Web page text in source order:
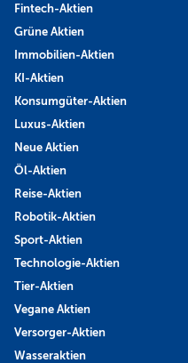
Fintech-Aktien
Grüne Aktien
Immobilien-Aktien
KI-Aktien
Konsumgüter-Aktien
Luxus-Aktien
Neue Aktien
Öl-Aktien
Reise-Aktien
Robotik-Aktien
Sport-Aktien
Technologie-Aktien
Tier-Aktien
Vegane Aktien
Versorger-Aktien
Wasseraktien